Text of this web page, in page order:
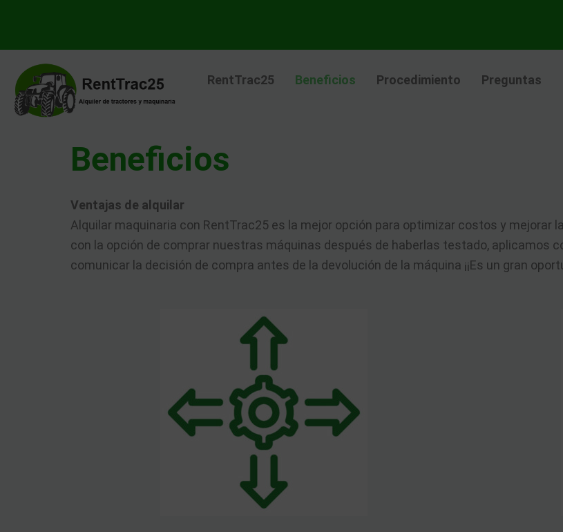
contenido
RentTrac25 Beneficios Procedimiento Preguntas
Beneficios
Ventajas de alquilar
Alquilar maquinaria con RentTrac25 es la mejor opción para optimizar costos y mejorar
con la opción de comprar nuestras máquinas después de haberlas testado, aplicamos
comunicar la decisión de compra antes de la devolución de la máquina ¡¡Es un gran